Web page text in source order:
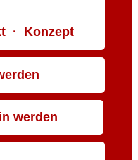
· Konzept
werden